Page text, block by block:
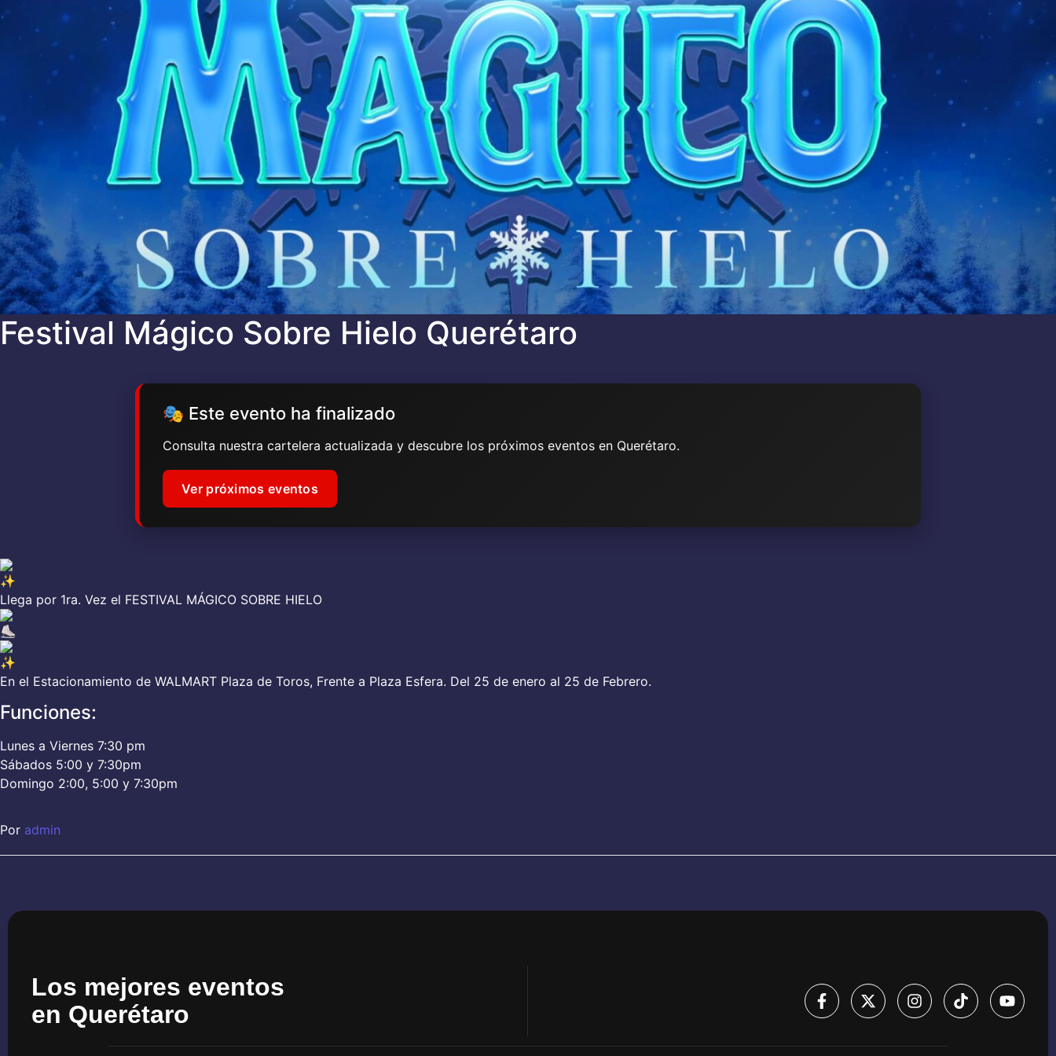
Festival Mágico Sobre Hielo Querétaro
🎭 Este evento ha finalizado
Consulta nuestra cartelera actualizada y descubre los próximos eventos en Querétaro.
Ver próximos eventos
Llega por 1ra. Vez el FESTIVAL MÁGICO SOBRE HIELO
En el Estacionamiento de WALMART Plaza de Toros, Frente a Plaza Esfera. Del 25 de enero al 25 de Febrero.
Funciones:
Lunes a Viernes 7:30 pm
Sábados 5:00 y 7:30pm
Domingo 2:00, 5:00 y 7:30pm
Por admin
Los mejores eventos
en Querétaro